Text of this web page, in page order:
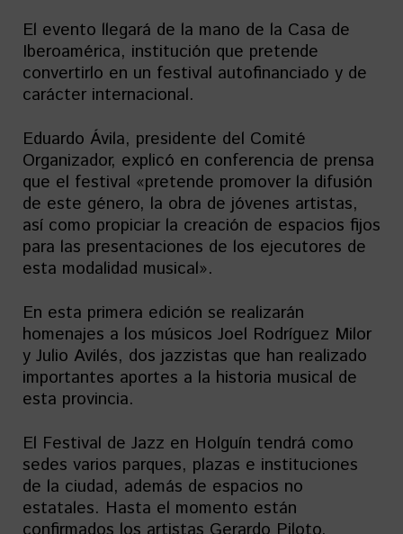
El evento llegará de la mano de la Casa de
Iberoamérica, institución que pretende
convertirlo en un festival autofinanciado y de
carácter internacional.
Eduardo Ávila, presidente del Comité
Organizador, explicó en conferencia de prensa
que el festival «pretende promover la difusión
de este género, la obra de jóvenes artistas,
así como propiciar la creación de espacios fijos
para las presentaciones de los ejecutores de
esta modalidad musical».
En esta primera edición se realizarán
homenajes a los músicos Joel Rodríguez Milor
y Julio Avilés, dos jazzistas que han realizado
importantes aportes a la historia musical de
esta provincia.
El Festival de Jazz en Holguín tendrá como
sedes varios parques, plazas e instituciones
de la ciudad, además de espacios no
estatales. Hasta el momento están